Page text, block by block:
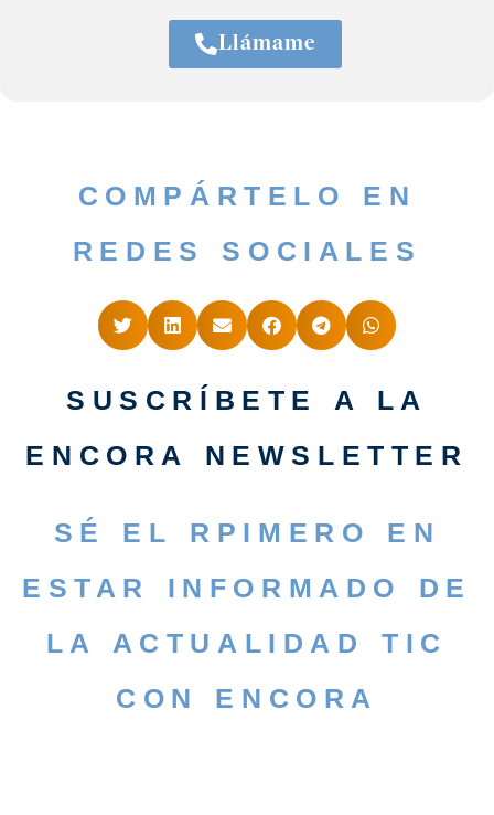
Llámame
COMPÁRTELO EN
REDES SOCIALES
SUSCRÍBETE A LA
ENCORA NEWSLETTER
SÉ EL RPIMERO EN
ESTAR INFORMADO DE
LA ACTUALIDAD TIC
CON ENCORA